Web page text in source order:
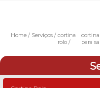
Home Serviços
cortina
rolo
para